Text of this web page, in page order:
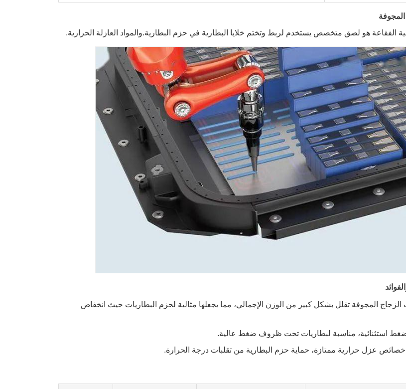
الفقاعة هو لصق متخصص يستخدم لربط وتختم خلايا البطارية في حزم البطارية.والمواد العازلة الحرارية.
الزجاج المجوفة تقلل بشكل كبير من الوزن الإجمالي، مما يجعلها مثالية لحزم البطاريات حيث انخفاض
استثنائية، مناسبة لبطاريات تحت ظروف ضغط عالية.
خصائص عزل حرارية ممتازة، حماية حزم البطارية من تقلبات درجة الحرارة.